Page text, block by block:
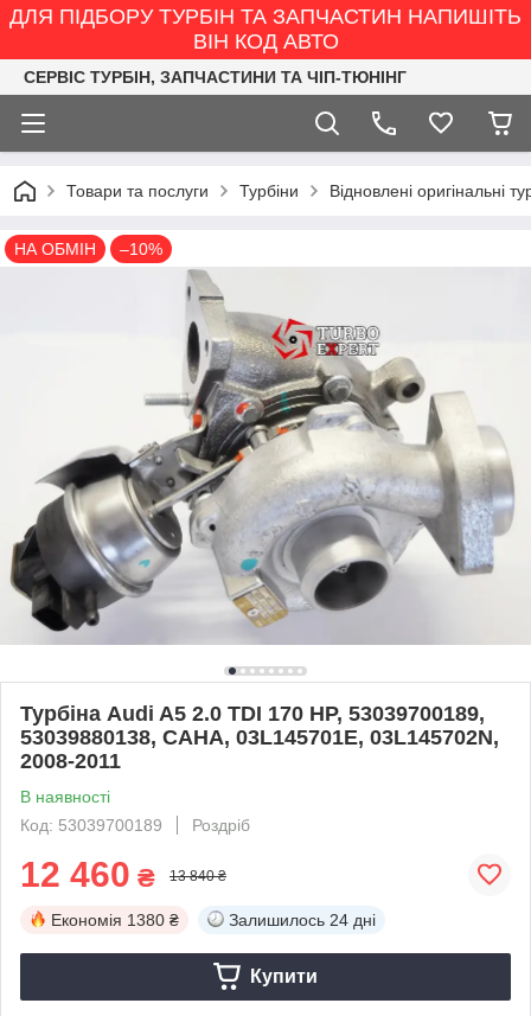
ДЛЯ ПІДБОРУ ТУРБІН ТА ЗАПЧАСТИН НАПИШІТЬ
ВІН КОД АВТО
СЕРВІС ТУРБІН, ЗАПЧАСТИНИ ТА ЧІП-ТЮНІНГ
Товари та послуги Турбіни Відновлені оригінальні
НА ОБМІН –10%
Турбіна Audi A5 2.0 TDI 170 HP, 53039700189,
53039880138, CAHA, 03L145701E, 03L145702N,
2008-2011
В наявності
Код: 53039700189
Роздріб
12 460 ₴ 13 840 ₴
Економія 1380 ₴ Залишилось 24 дні
Купити